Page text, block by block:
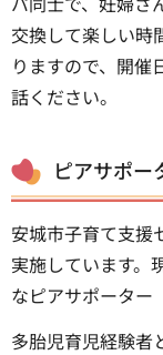
交換して楽しい時
りますので、開催
話ください。
ピアサポー
安城市子育て支援
実施しています。
なピアサポーター
多胎児育児経験者